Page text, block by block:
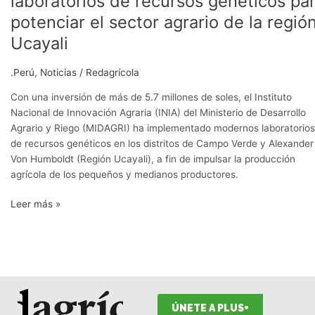
potenciar el sector agrario de la
Ucayali
.Perú, Noticias / Redagrícola
Con una inversión de más de 5.7 millones de soles, el Instituto
Nacional de Innovación Agraria (INIA) del Ministerio de Desarrollo
Agrario y Riego (MIDAGRI) ha implementado modernos laboratorios
de recursos genéticos en los distritos de Campo Verde y Alexander
Von Humboldt (Región Ucayali), a fin de impulsar la producción
agrícola de los pequeños y medianos productores.
modernos
laboratorios
de
recursos
genéticos
potenciar
el
sector
agrario
de
la
Ucayali
Leer más »
ÚNETE A PLUS+